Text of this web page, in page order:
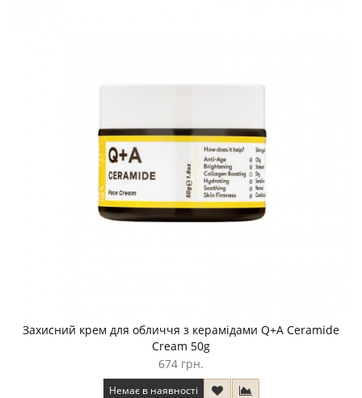
Захисний крем для обличчя з керамідами Q+A Ceramide
Cream 50g
674 грн.
Немає в наявності